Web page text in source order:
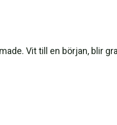
Vit till en början, blir